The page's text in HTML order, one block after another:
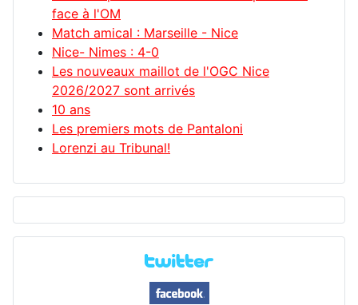
face à l'OM
Match amical : Marseille - Nice
Nice- Nimes : 4-0
Les nouveaux maillot de l'OGC Nice
2026/2027 sont arrivés
10 ans
Les premiers mots de Pantaloni
Lorenzi au Tribunal!